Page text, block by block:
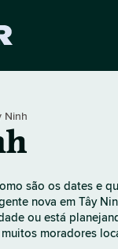
a
i
n
c
i
a
l
Ninh
são os dates e
nova em Tây
ou está
moradores